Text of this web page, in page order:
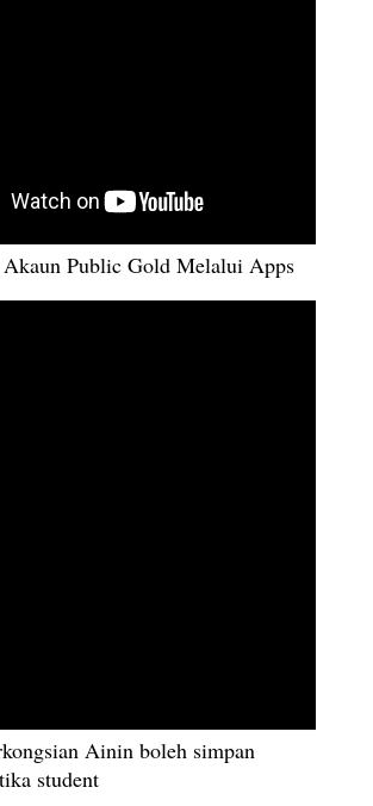
Public Gold Melalui Apps
Ainin boleh simpan
student